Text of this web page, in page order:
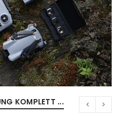
KOMPLETT ...